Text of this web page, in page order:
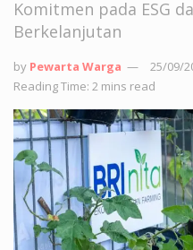
Komitmen pada ESG
Berkelanjutan
by Pewarta Warga
25/09/
Reading Time: 2 mins read